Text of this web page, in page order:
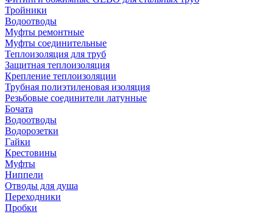
Тройники
Водоотводы
Муфты ремонтные
Муфты соединительные
Теплоизоляция для труб
Защитная теплоизоляция
Крепление теплоизоляции
Трубная полиэтиленовая изоляция
Резьбовые соединители латунные
Бочата
Водоотводы
Водорозетки
Гайки
Крестовины
Муфты
Ниппели
Отводы для душа
Переходники
Пробки